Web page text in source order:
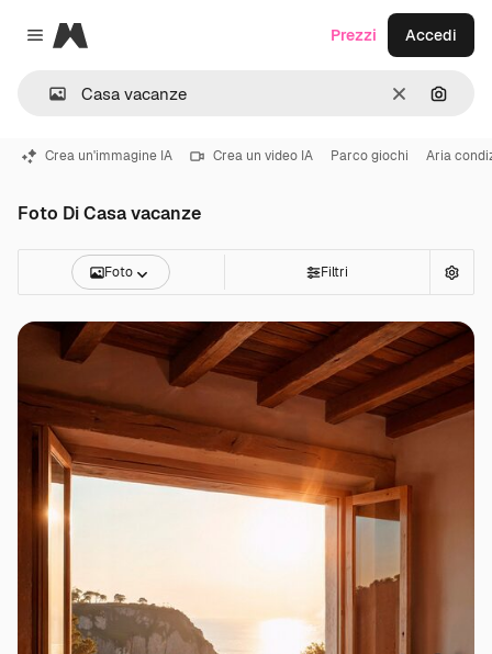
Close menu
Magnific
CancellaCerca
Prezzi Accedi
Crea un'immagine IA Crea un video IA Parco giochi Aria
Foto Di Casa vacanze
Foto Filtri